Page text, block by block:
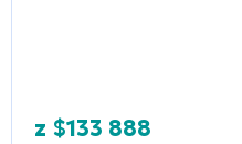
z $133 888